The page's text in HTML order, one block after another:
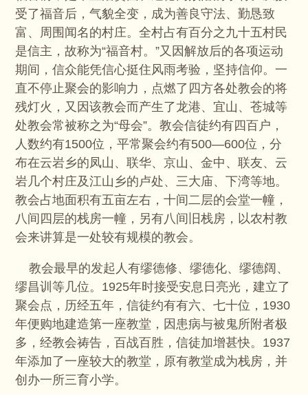
受了福音后，气貌全变，成为善良守法、勤恳致
富、周围闻名的村庄。全村占有百分之九十五村民
是信主，故称为“福音村。”又因解放后的各项运动
期间，信众能凭信心挺住风雨考验，坚持信仰。一
直不停止聚会的影响力，点燃了四方各处教会的将
残灯火，又因该教会而产生了龙港、宜山、苍城等
处教会常被称之为“母会”。教会信徒约有四百户，
人数约有1500位，平常聚会约有500—600位，分
布在云岩乡的凤山、联华、京山、金中、联友、云
岩几个村庄及江山乡的卢处、三大庙、下湾等地。
教会占地面积有五亩左右，十间二层的会堂一幢，
八间四层的栈房一幢，另有八间旧栈房，以农村教
会来讲算是一处较有规模的教会。
教会最早的发起人有缪德修、缪德化、缪德阔、
缪昌训等几位。1925年时接受安息日亮光，建立了
聚会点，历经五年，信徒约有有六、七十位，1930
年便购地建造第一座教堂，因患病与被鬼所附者极
多，经教会祷告，百战百胜，信徒加增甚快。1937
年添加了一座较大的教堂，原有教堂成为栈房，并
创办一所三育小学。